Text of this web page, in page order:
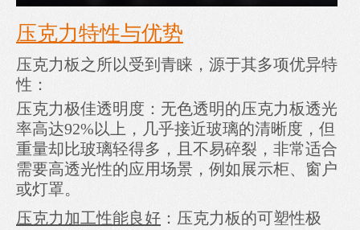
压克力特性与优势
压克力板之所以受到青睐，源于其多项优异特
性：
压克力极佳透明度：无色透明的压克力板透光
率高达92%以上，几乎接近玻璃的清晰度，但
重量却比玻璃轻得多，且不易碎裂，非常适合
需要高透光性的应用场景，例如展示柜、窗户
或灯罩。
压克力加工性能良好 ：压克力板的可塑性极